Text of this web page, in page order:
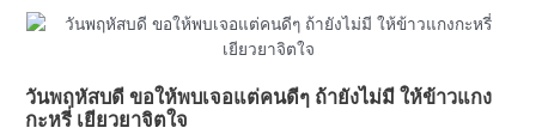
วันพฤหัสบดี ขอให้พบเจอแต่คนดีๆ ถ้ายังไม่มี ให้ข้าวแกง
กะหรี่ เยียวยาจิตใจ